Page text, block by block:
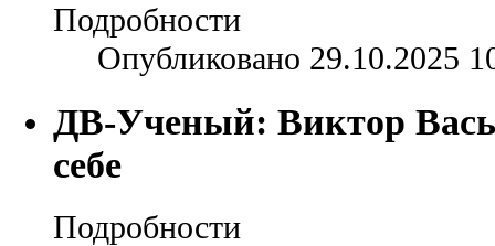
Подробности
Опубликовано 29.10.2025
ДВ-Ученый: Виктор
себе
Подробности